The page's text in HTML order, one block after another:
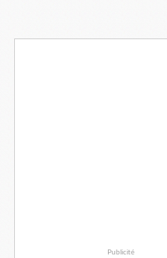
Publicité